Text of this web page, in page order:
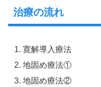
治療の流れ
寛解導入療法
地固め療法①
地固め療法②